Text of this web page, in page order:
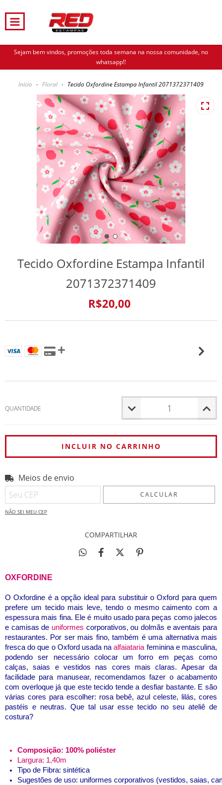
Sejam bem vindos, promoções toda semana na nossa comunidade, no
whatsapp!!
Início - Floral - Tecido Oxfordine Estampa Infantil 2071372371409
Tecido Oxfordine Estampa Infantil
2071372371409
R$20,00
QUANTIDADE
Entregas para o CEP:
Meios de envio
CALCULAR
NÃO SEI MEU CEP
COMPARTILHAR
OXFORDINE
O Oxfordine é a opção ideal para substituir o Oxford para quem
prefere um tecido mais leve, tendo o mesmo caimento com a
espessura mais fina. Ele é muito usado para peças como jalecos
e camisas de uniformes corporativos, ou dolmãs e aventais para
restaurantes. Por ser mais fino, também é uma alternativa mais
fresca do que o Oxford usada naalfaiataria feminina e masculina,
podendo ser necessário colocar um forro em peças como
calças, saias e vestidos nas cores mais claras. Apesar da
facilidade para manusear, recomendamos fazer o acabamento
com overloque já que este tecido tende a desfiar bastante. E são
várias cores para escolher: rosa bebê, azul celeste, lilás, cores
pastéis e neutras. Que tal usar esse tecido no seu ateliê de
costura?
Composição: 100% poliéster
Largura: 1,40m
Tipo de Fibra: sintética
Sugestões de uso: uniformes corporativos (vestidos, saias,